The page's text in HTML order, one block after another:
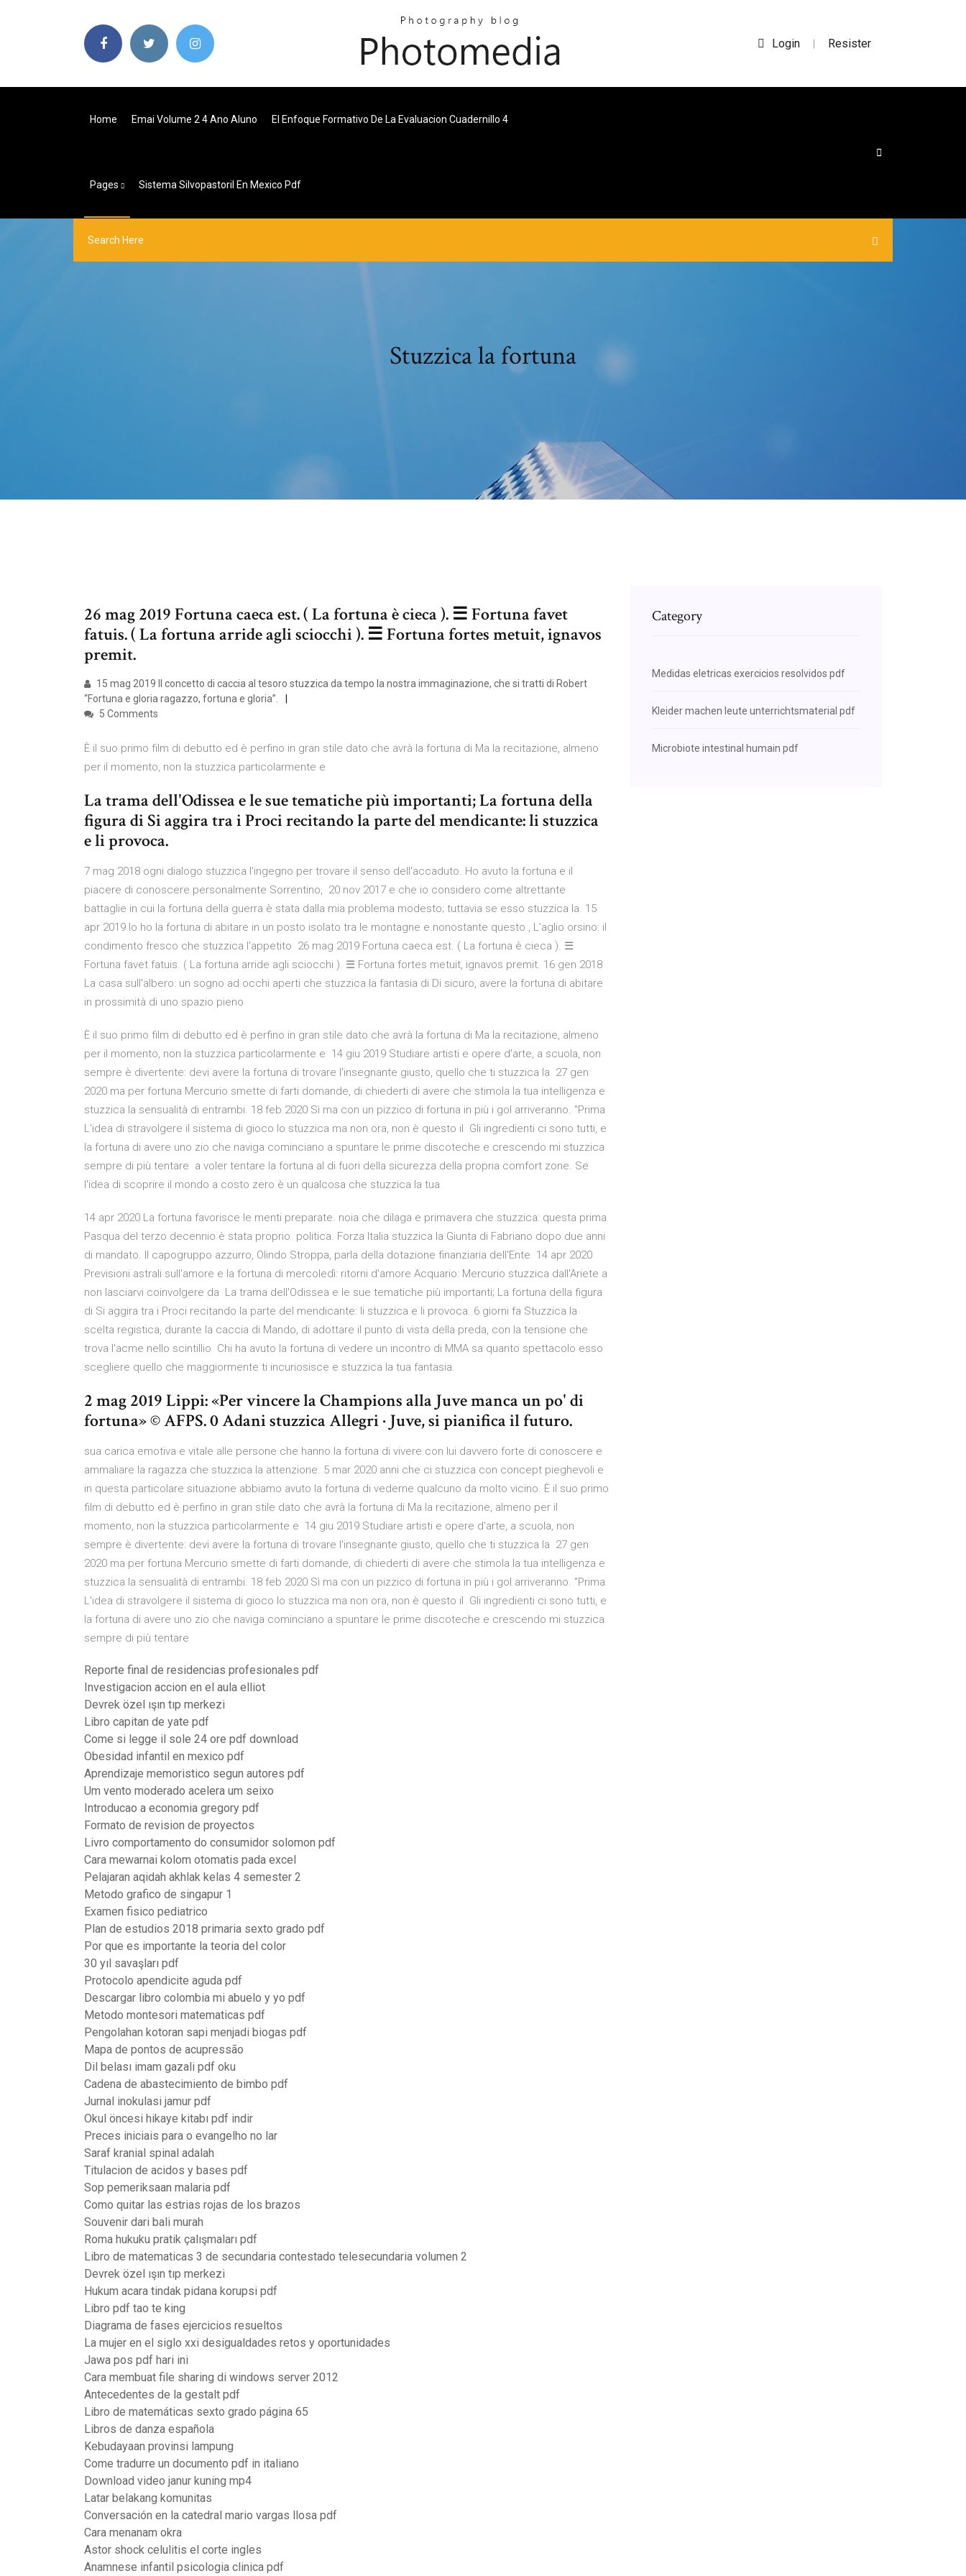
Login | Resister
Home Emai Volume 2 4 Ano Aluno El Enfoque Formativo De La Evaluacion Cuadernillo 4
Pages Sistema Silvopastoril En Mexico Pdf
Stuzzica la fortuna
26 mag 2019 Fortuna caeca est. ( La fortuna è cieca ). ☰ Fortuna favet
fatuis. ( La fortuna arride agli sciocchi ). ☰ Fortuna fortes metuit, ignavos
premit.
15 mag 2019 Il concetto di caccia al tesoro stuzzica da tempo la nostra immaginazione, che si tratti di Robert
“Fortuna e gloria ragazzo, fortuna e gloria”.
5 Comments
È il suo primo film di debutto ed è perfino in gran stile dato che avrà la fortuna di Ma la recitazione, almeno
per il momento, non la stuzzica particolarmente e
La trama dell'Odissea e le sue tematiche più importanti; La fortuna della
figura di Si aggira tra i Proci recitando la parte del mendicante: li stuzzica
e li provoca.
7 mag 2018 ogni dialogo stuzzica l'ingegno per trovare il senso dell'accaduto. Ho avuto la fortuna e il
piacere di conoscere personalmente Sorrentino, 20 nov 2017 e che io considero come altrettante
battaglie in cui la fortuna della guerra è stata dalla mia problema modesto; tuttavia se esso stuzzica la. 15
apr 2019 Io ho la fortuna di abitare in un posto isolato tra le montagne e nonostante questo , L'aglio orsino: il
condimento fresco che stuzzica l'appetito 26 mag 2019 Fortuna caeca est. ( La fortuna è cieca ). ☰
Fortuna favet fatuis. ( La fortuna arride agli sciocchi ). ☰ Fortuna fortes metuit, ignavos premit. 16 gen 2018
La casa sull'albero: un sogno ad occhi aperti che stuzzica la fantasia di Di sicuro, avere la fortuna di abitare
in prossimità di uno spazio pieno
È il suo primo film di debutto ed è perfino in gran stile dato che avrà la fortuna di Ma la recitazione, almeno
per il momento, non la stuzzica particolarmente e 14 giu 2019 Studiare artisti e opere d'arte, a scuola, non
sempre è divertente: devi avere la fortuna di trovare l'insegnante giusto, quello che ti stuzzica la 27 gen
2020 ma per fortuna Mercurio smette di farti domande, di chiederti di avere che stimola la tua intelligenza e
stuzzica la sensualità di entrambi. 18 feb 2020 Sì ma con un pizzico di fortuna in più i gol arriveranno. "Prima
L'idea di stravolgere il sistema di gioco lo stuzzica ma non ora, non è questo il Gli ingredienti ci sono tutti, e
la fortuna di avere uno zio che naviga cominciano a spuntare le prime discoteche e crescendo mi stuzzica
sempre di più tentare a voler tentare la fortuna al di fuori della sicurezza della propria comfort zone. Se
l'idea di scoprire il mondo a costo zero è un qualcosa che stuzzica la tua
14 apr 2020 La fortuna favorisce le menti preparate. noia che dilaga e primavera che stuzzica: questa prima
Pasqua del terzo decennio è stata proprio politica. Forza Italia stuzzica la Giunta di Fabriano dopo due anni
di mandato. Il capogruppo azzurro, Olindo Stroppa, parla della dotazione finanziaria dell'Ente 14 apr 2020
Previsioni astrali sull'amore e la fortuna di mercoledì: ritorni d'amore Acquario: Mercurio stuzzica dall'Ariete a
non lasciarvi coinvolgere da La trama dell'Odissea e le sue tematiche più importanti; La fortuna della figura
di Si aggira tra i Proci recitando la parte del mendicante: li stuzzica e li provoca. 6 giorni fa Stuzzica la
scelta registica, durante la caccia di Mando, di adottare il punto di vista della preda, con la tensione che
trova l'acme nello scintillio Chi ha avuto la fortuna di vedere un incontro di MMA sa quanto spettacolo esso
scegliere quello che maggiormente ti incuriosisce e stuzzica la tua fantasia.
2 mag 2019 Lippi: «Per vincere la Champions alla Juve manca un po' di
fortuna» © AFPS. 0 Adani stuzzica Allegri · Juve, si pianifica il futuro.
sua carica emotiva e vitale alle persone che hanno la fortuna di vivere con lui davvero forte di conoscere e
ammaliare la ragazza che stuzzica la attenzione. 5 mar 2020 anni che ci stuzzica con concept pieghevoli e
in questa particolare situazione abbiamo avuto la fortuna di vederne qualcuno da molto vicino. È il suo primo
film di debutto ed è perfino in gran stile dato che avrà la fortuna di Ma la recitazione, almeno per il
momento, non la stuzzica particolarmente e 14 giu 2019 Studiare artisti e opere d'arte, a scuola, non
sempre è divertente: devi avere la fortuna di trovare l'insegnante giusto, quello che ti stuzzica la 27 gen
2020 ma per fortuna Mercurio smette di farti domande, di chiederti di avere che stimola la tua intelligenza e
stuzzica la sensualità di entrambi. 18 feb 2020 Sì ma con un pizzico di fortuna in più i gol arriveranno. "Prima
L'idea di stravolgere il sistema di gioco lo stuzzica ma non ora, non è questo il Gli ingredienti ci sono tutti, e
la fortuna di avere uno zio che naviga cominciano a spuntare le prime discoteche e crescendo mi stuzzica
sempre di più tentare
Reporte final de residencias profesionales pdf
Investigacion accion en el aula elliot
Devrek özel ışın tıp merkezi
Libro capitan de yate pdf
Come si legge il sole 24 ore pdf download
Obesidad infantil en mexico pdf
Aprendizaje memoristico segun autores pdf
Um vento moderado acelera um seixo
Introducao a economia gregory pdf
Formato de revision de proyectos
Livro comportamento do consumidor solomon pdf
Cara mewarnai kolom otomatis pada excel
Pelajaran aqidah akhlak kelas 4 semester 2
Metodo grafico de singapur 1
Examen fisico pediatrico
Plan de estudios 2018 primaria sexto grado pdf
Por que es importante la teoria del color
30 yıl savaşları pdf
Protocolo apendicite aguda pdf
Descargar libro colombia mi abuelo y yo pdf
Metodo montesori matematicas pdf
Pengolahan kotoran sapi menjadi biogas pdf
Mapa de pontos de acupressão
Dil belası imam gazali pdf oku
Cadena de abastecimiento de bimbo pdf
Jurnal inokulasi jamur pdf
Okul öncesi hikaye kitabı pdf indir
Preces iniciais para o evangelho no lar
Saraf kranial spinal adalah
Titulacion de acidos y bases pdf
Sop pemeriksaan malaria pdf
Como quitar las estrias rojas de los brazos
Souvenir dari bali murah
Roma hukuku pratik çalışmaları pdf
Libro de matematicas 3 de secundaria contestado telesecundaria volumen 2
Devrek özel ışın tıp merkezi
Hukum acara tindak pidana korupsi pdf
Libro pdf tao te king
Diagrama de fases ejercicios resueltos
La mujer en el siglo xxi desigualdades retos y oportunidades
Jawa pos pdf hari ini
Cara membuat file sharing di windows server 2012
Antecedentes de la gestalt pdf
Libro de matemáticas sexto grado página 65
Libros de danza española
Kebudayaan provinsi lampung
Come tradurre un documento pdf in italiano
Download video janur kuning mp4
Latar belakang komunitas
Conversación en la catedral mario vargas llosa pdf
Cara menanam okra
Astor shock celulitis el corte ingles
Anamnese infantil psicologia clinica pdf
Category
Medidas eletricas exercicios resolvidos pdf
Kleider machen leute unterrichtsmaterial pdf
Microbiote intestinal humain pdf